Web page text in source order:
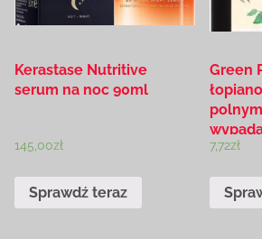
Kerastase Nutritive
serum na noc 90ml
145,00zł
Sprawdź teraz
Green
100ml
7,72zł